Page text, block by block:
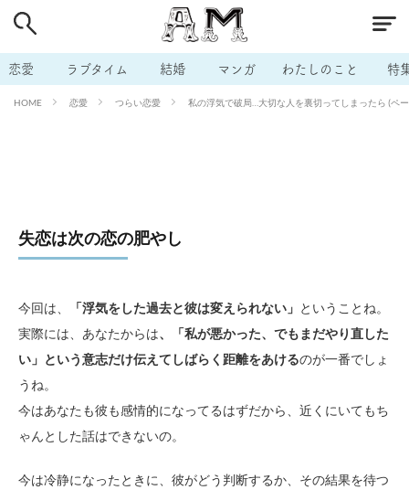
恋愛 ラブタイム 結婚 マンガ わたしのこと 特
HOME 恋愛 つらい恋愛 私の浮気で破局…大切な人を裏切ってしまったら (ペ
失恋は次の恋の肥やし
今回は、 「浮気をした過去と彼は変えられない」 ということね。
実際には、あなたからは、「私が悪かった、でもまだやり直した
い」という意志だけ伝えてしばらく距離をあけるのが一番でしょ
うね。
今はあなたも彼も感情的になってるはずだから、近くにいてもち
ゃんとした話はできないの。
今は冷静になったときに、彼がどう判断するか、その結果を待つ
# 男の本音 # セフレ
# 不倫 # 出会う方法 # マッチングアプリ
# ラブグッズ # 体の相性 # イケない